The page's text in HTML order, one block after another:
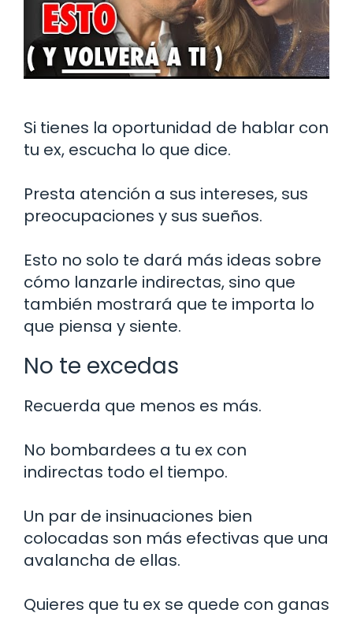
Si tienes la oportunidad de hablar con
tu ex, escucha lo que dice.
Presta atención a sus intereses, sus
preocupaciones y sus sueños.
Esto no solo te dará más ideas sobre
cómo lanzarle indirectas, sino que
también mostrará que te importa lo
que piensa y siente.
No te excedas
Recuerda que menos es más.
No bombardees a tu ex con
indirectas todo el tiempo.
Un par de insinuaciones bien
colocadas son más efectivas que una
avalancha de ellas.
Quieres que tu ex se quede con ganas